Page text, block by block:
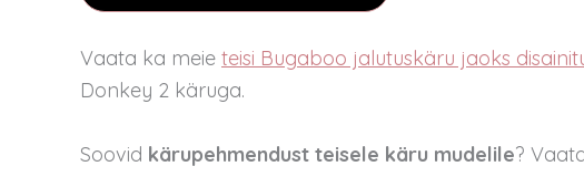
Vaata ka meie teisi Bugaboo jalutuskäru jaoks
Donkey 2 käruga.
Soovid kärupehmendust teisele käru mudelile?